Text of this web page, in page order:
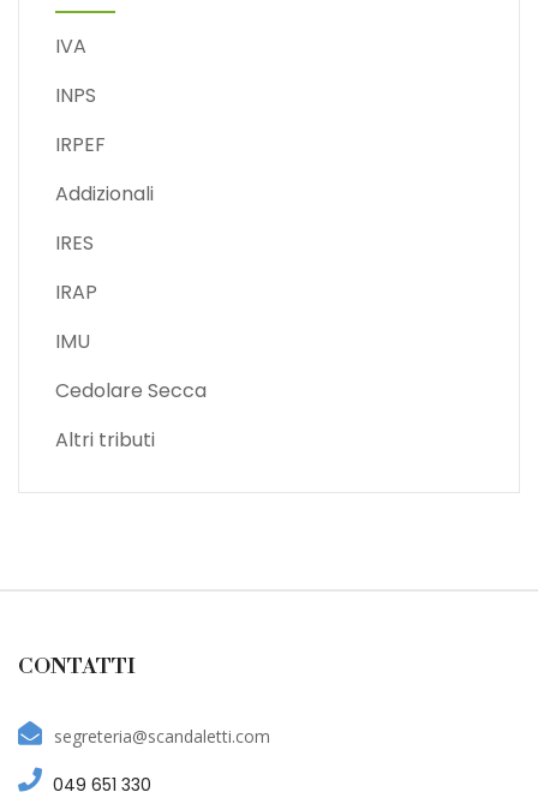
IVA
INPS
IRPEF
Addizionali
IRES
IRAP
IMU
Cedolare Secca
Altri tributi
CONTATTI
segreteria@scandaletti.com
049 651 330